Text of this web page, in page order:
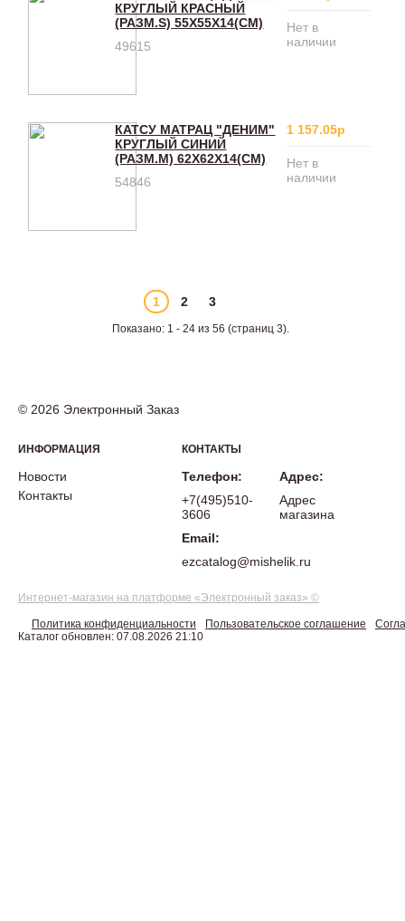
КРУГЛЫЙ КРАСНЫЙ
(РАЗМ.S) 55Х55Х14(CM)
49615
Нет в
наличии
КАТСУ МАТРАЦ "ДЕНИМ"
КРУГЛЫЙ СИНИЙ
(РАЗМ.M) 62Х62Х14(CM)
54846
1 157.05р
Нет в
наличии
1 2 3
Показано: 1 - 24 из 56 (страниц 3).
© 2026 Электронный Заказ
ИНФОРМАЦИЯ
Новости
Контакты
КОНТАКТЫ
Телефон:
+7(495)510-
3606
Email:
ezcatalog@mishelik.ru
Адрес:
Адрес
магазина
Интернет-магазин на платформе «Электронный заказ» ©
Политика конфиденциальности Пользовательское соглашение
Каталог обновлен: 07.08.2026 21:10